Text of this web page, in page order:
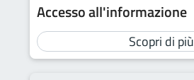
Accesso all'informazione
Scopri di più